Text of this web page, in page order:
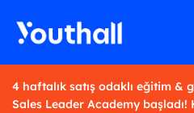
4 haftalık satış odaklı eğitim &
Sales Leader Academy